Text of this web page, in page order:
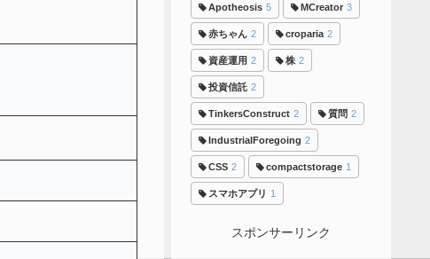
Apotheosis 5 MCreator 3
赤ちゃん 2 croparia 2
資産運用 2 株 2
投資信託 2
TinkersConstruct 2 質問 2
IndustrialForegoing 2
CSS 2 compactstorage 1
スマホアプリ 1
スポンサーリンク